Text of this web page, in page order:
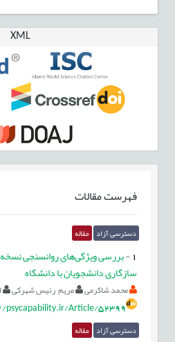
XML
فهرست مقالات
دسترسی آزاد مقاله
-بررسی ویژگی‌های روانسنجی
سازگاری دانشجویان با دانشگاه
محمد شاکرمی مریم رئیس شهرکی
psycapability.ir/Article/52399
دسترسی آزاد مقاله